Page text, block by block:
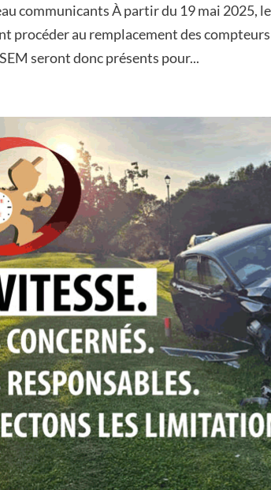
communicants À partir du 19 mai 2025,
procéder au remplacement des
seront donc présents pour...